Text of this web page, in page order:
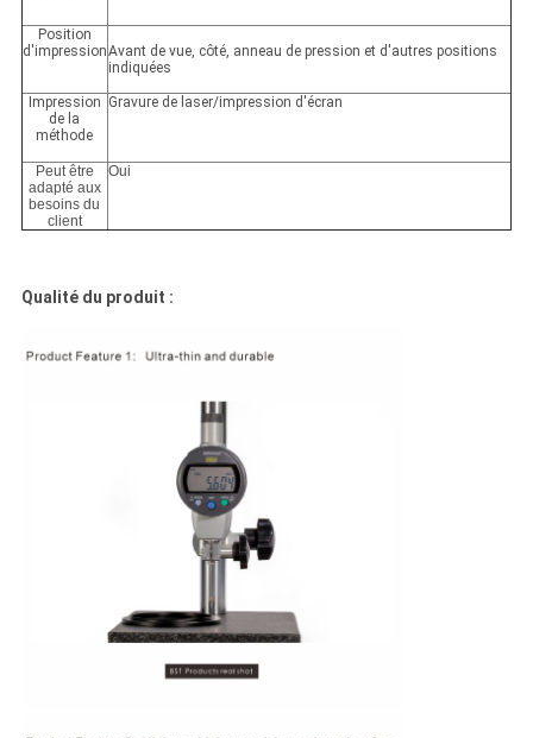
Position
d'impressionAvant de vue, côté, anneau de pression et d'autres positions
indiquées
Impression
de la
méthode
Gravure de laser/impression d'écran
Peut être
adapté aux
besoins du
client
Oui
Qualité du produit :